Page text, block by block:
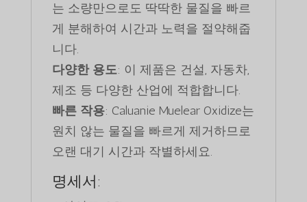
는 소량만으로도 딱딱한 물질을 빠르
게 분해하여 시간과 노력을 절약해줍
니다.
다양한 용도: 이 제품은 건설, 자동차,
제조 등 다양한 산업에 적합합니다.
빠른 작용: Caluanie Muelear Oxidize는
원치 않는 물질을 빠르게 제거하므로
오랜 대기 시간과 작별하세요.
명세서: